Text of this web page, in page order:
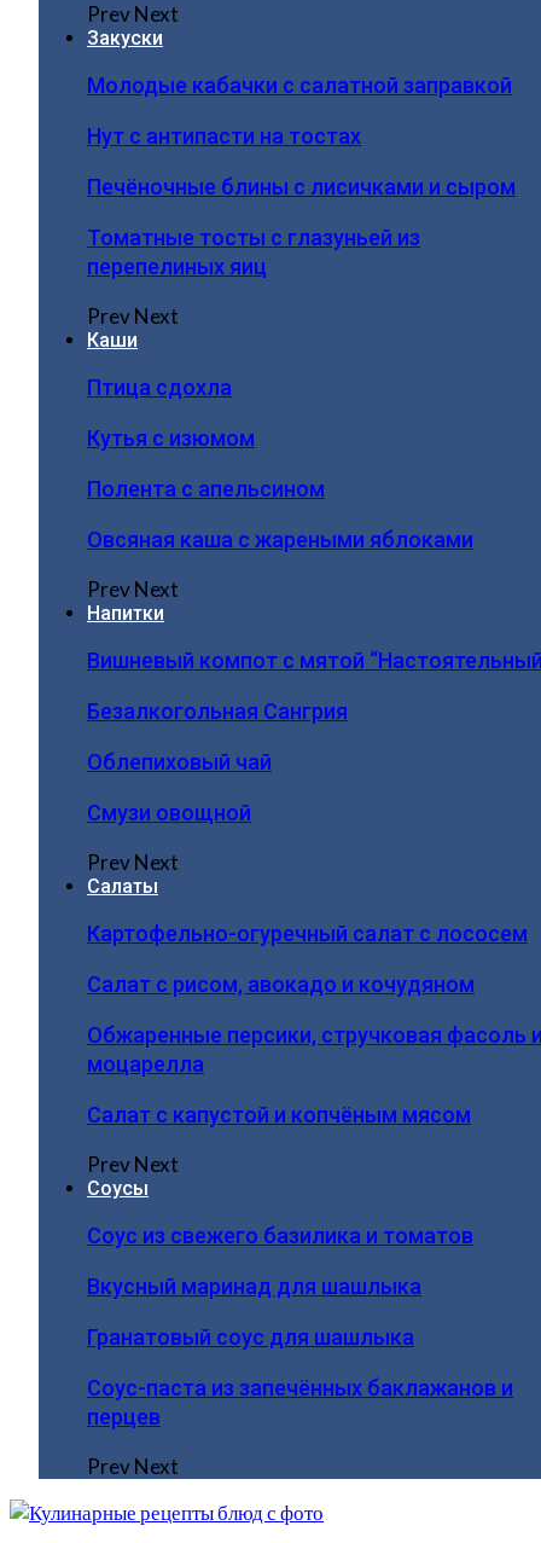
PrevNext
Закуски
Молодые кабачки с салатной заправкой
Нут с антипасти на тостах
Печёночные блины с лисичками и сыром
Томатные тосты с глазуньей из
перепелиных яиц
PrevNext
Каши
Птица сдохла
Кутья с изюмом
Полента с апельсином
Овсяная каша с жареными яблоками
PrevNext
Напитки
Вишневый компот с мятой
Безалкогольная Сангрия
Облепиховый чай
Смузи овощной
PrevNext
Салаты
Картофельно-огуречный салат с лососем
Салат с рисом, авокадо и кочудяном
Обжаренные персики, стручковая фасоль
моцарелла
Салат с капустой и копчёным мясом
PrevNext
Соусы
Соус из свежего базилика и томатов
Вкусный маринад для шашлыка
Гранатовый соус для шашлыка
Соус-паста из запечённых баклажанов и
перцев
PrevNext